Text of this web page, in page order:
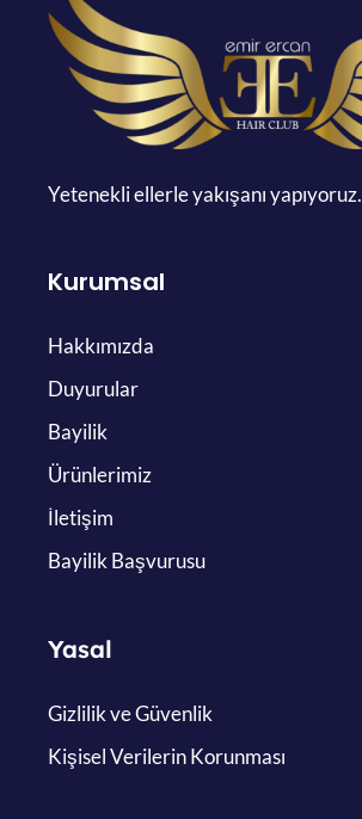
Yetenekli ellerle yakışanı yapıyoruz.
Kurumsal
Hakkımızda
Duyurular
Bayilik
Ürünlerimiz
İletişim
Bayilik Başvurusu
Yasal
Gizlilik ve Güvenlik
Kişisel Verilerin Korunması